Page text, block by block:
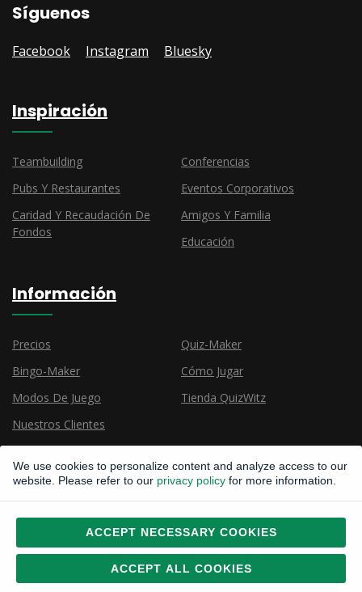
Síguenos
Facebook Instagram Bluesky
Inspiración
Teambuilding
Conferencias
Pubs Y Restaurantes
Eventos Corporativos
Caridad Y Recaudación De
Fondos
Amigos Y Familia
Educación
Información
Precios
Quiz-Maker
Bingo-Maker
Cómo Jugar
Modos De Juego
Tienda QuizWitz
Nuestros Clientes
Derechos de autor © 2015, 2026
Todos los derechos reservadosCatLab Interactive bv
We use cookies to personalize content and analyze access to our
website. Please refer to our privacy policy for more information.
ACCEPT NECESSARY COOKIES
ACCEPT ALL COOKIES